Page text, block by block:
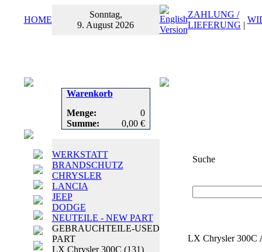
HOME
Sonntag,
9. August 2026
ZAHLUNG /
LIEFERUNG |
Warenkorb
Menge:
0
Summe:
0,00 €
WERKSTATT
BRANDSCHUTZ
CHRYSLER
LANCIA
JEEP
DODGE
NEUTEILE - NEW PART
GEBRAUCHTEILE-USED
PART
LX Chrysler 300C (131)
Suche
LX Chrysler 300C